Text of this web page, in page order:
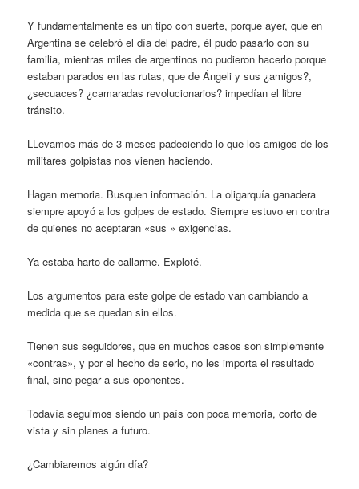
Y fundamentalmente es un tipo con suerte, porque ayer, que en
Argentina se celebró el día del padre, él pudo pasarlo con su
familia, mientras miles de argentinos no pudieron hacerlo porque
estaban parados en las rutas, que de Ángeli y sus ¿amigos?,
¿secuaces? ¿camaradas revolucionarios? impedían el libre
tránsito.
LLevamos más de 3 meses padeciendo lo que los amigos de los
militares golpistas nos vienen haciendo.
Hagan memoria. Busquen información. La oligarquía ganadera
siempre apoyó a los golpes de estado. Siempre estuvo en contra
de quienes no aceptaran «sus » exigencias.
Ya estaba harto de callarme. Exploté.
Los argumentos para este golpe de estado van cambiando a
medida que se quedan sin ellos.
Tienen sus seguidores, que en muchos casos son simplemente
«contras», y por el hecho de serlo, no les importa el resultado
final, sino pegar a sus oponentes.
Todavía seguimos siendo un país con poca memoria, corto de
vista y sin planes a futuro.
¿Cambiaremos algún día?